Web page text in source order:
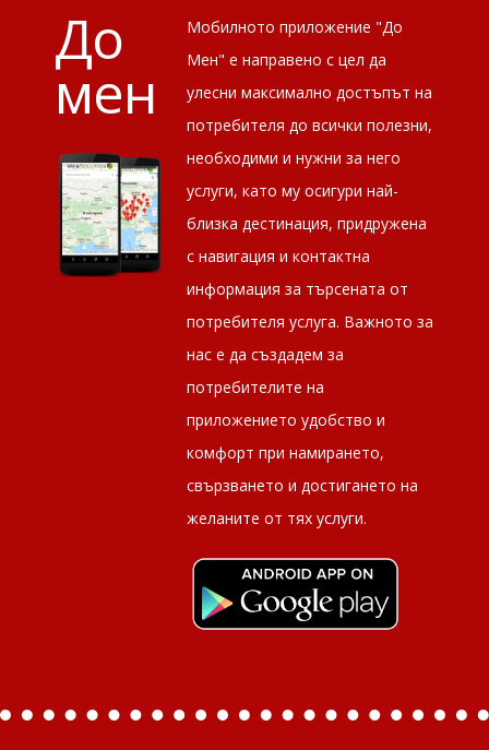
До
мен
Мобилното приложение "До
Мен" е направено с цел да
улесни максимално достъпът на
потребителя до всички полезни,
необходими и нужни за него
услуги, като му осигури най-
близка дестинация, придружена
с навигация и контактна
информация за търсената от
потребителя услуга. Важното за
нас е да създадем за
потребителите на
приложението удобство и
комфорт при намирането,
свързването и достигането на
желаните от тях услуги.